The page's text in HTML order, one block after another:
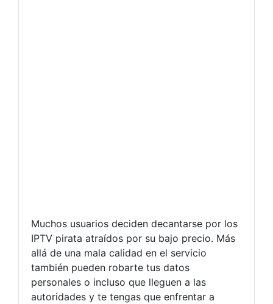
Muchos usuarios deciden decantarse por los
IPTV pirata atraídos por su bajo precio. Más
allá de una mala calidad en el servicio
también pueden robarte tus datos
personales o incluso que lleguen a las
autoridades y te tengas que enfrentar a